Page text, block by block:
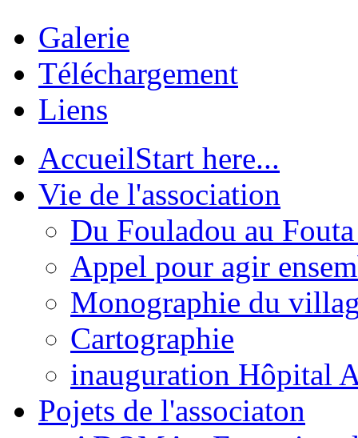
Galerie
Téléchargement
Liens
AccueilStart here...
Vie de l'association
Du Fouladou au
Appel pour agir
Monographie du
Cartographie
inauguration Hôpital
Pojets de l'associaton